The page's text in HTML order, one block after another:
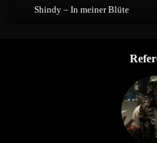
Shindy – In meiner Blüte